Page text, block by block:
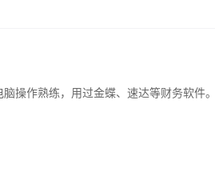
操作熟练，用过金蝶、速达等财务软件。